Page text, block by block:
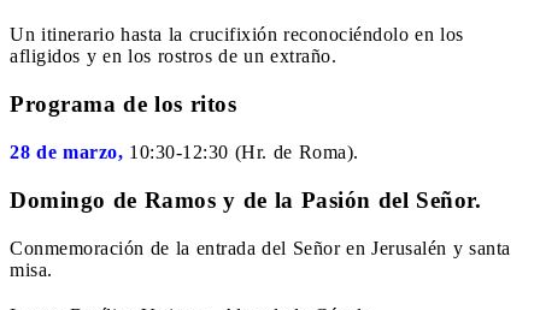
Un itinerario hasta la crucifixión reconociéndolo en los
afligidos y en los rostros de un extraño.
Programa de los ritos
28 de marzo, 10:30-12:30 (Hr. de Roma).
Domingo de Ramos y de la Pasión del Señor.
Conmemoración de la entrada del Señor en Jerusalén y santa
misa.